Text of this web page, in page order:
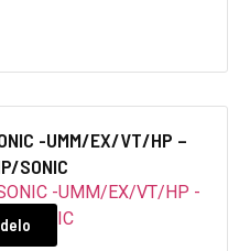
-UMM/EX/VT/HP –
SONIC